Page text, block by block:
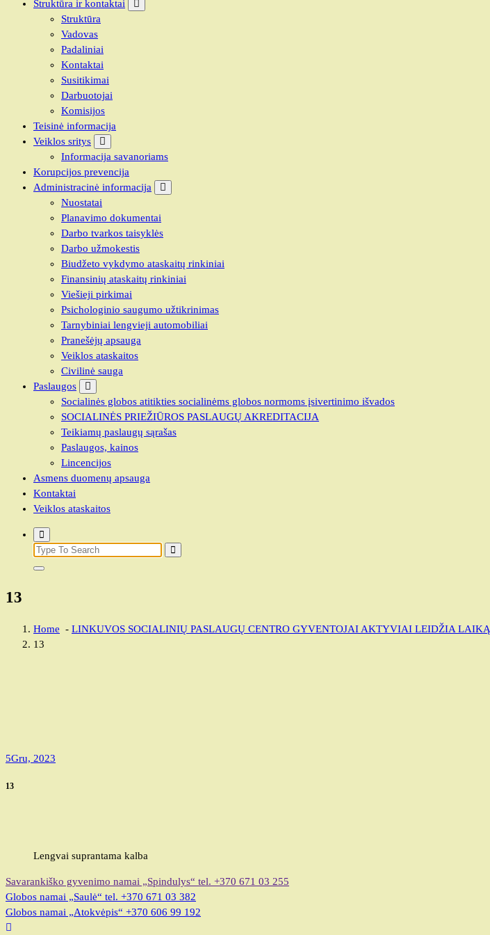
Struktūra ir kontaktai
Struktūra
Vadovas
Padaliniai
Kontaktai
Susitikimai
Darbuotojai
Komisijos
Teisinė informacija
Veiklos sritys
Informacija savanoriams
Korupcijos prevencija
Administracinė informacija
Nuostatai
Planavimo dokumentai
Darbo tvarkos taisyklės
Darbo užmokestis
Biudžeto vykdymo ataskaitų rinkiniai
Finansinių ataskaitų rinkiniai
Viešieji pirkimai
Psichologinio saugumo užtikrinimas
Tarnybiniai lengvieji automobiliai
Pranešėjų apsauga
Veiklos ataskaitos
Civilinė sauga
Paslaugos
Socialinės globos atitikties socialinėms globos normoms įsivertinimo išvados
SOCIALINĖS PRIEŽIŪROS PASLAUGŲ AKREDITACIJA
Teikiamų paslaugų sąrašas
Paslaugos, kainos
Lincencijos
Asmens duomenų apsauga
Kontaktai
Veiklos ataskaitos
Search
for:
13
Home - LINKUVOS SOCIALINIŲ PASLAUGŲ CENTRO GYVENTOJAI AKTYVIAI LEIDŽIA
13
5Gru, 2023
13
Lengvai suprantama kalba
Savarankiško gyvenimo namai „Spindulys“ tel. +370 671 03 255
Globos namai „Saulė“ tel. +370 671 03 382
Globos namai „Atokvėpis“ +370 606 99 192